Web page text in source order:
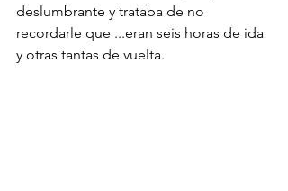
deslumbrante y trataba de no
recordarle que ...eran seis horas de ida
y otras tantas de vuelta.